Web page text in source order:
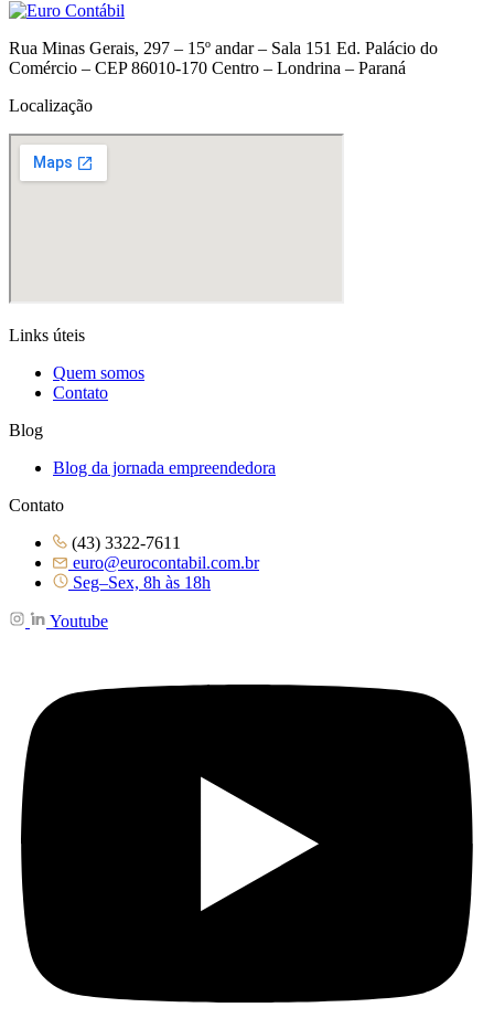
Rua Minas Gerais, 297 – 15º andar – Sala 151 Ed. Palácio do
Comércio – CEP 86010-170 Centro – Londrina – Paraná
Localização
Links úteis
Quem somos
Contato
Blog
Blog da jornada empreendedora
Contato
(43) 3322-7611
euro@eurocontabil.com.br
Seg–Sex, 8h às 18h
Youtube